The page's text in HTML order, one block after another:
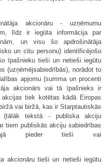
akcionāru - uzņēmumu
līdz ir iegūta informācija par
un visu šo apdrošinātāja
un citu personu) identificējošo
īpašnieku tieši un netieši iegūtu
(uzņēmējsabiedrībās), norādot to
apjomu (summa un procenti
akcionārs vai tā īpašnieks ir
tiek kotētas kādā Eiropas
vai biržā, kas ir Starptautiskās
(tālāk tekstā - publiska akciju
tiem publiskās akciju sabiedrības
tajā pieder tieši vai
akcionāru tieši un netieši iegūtu